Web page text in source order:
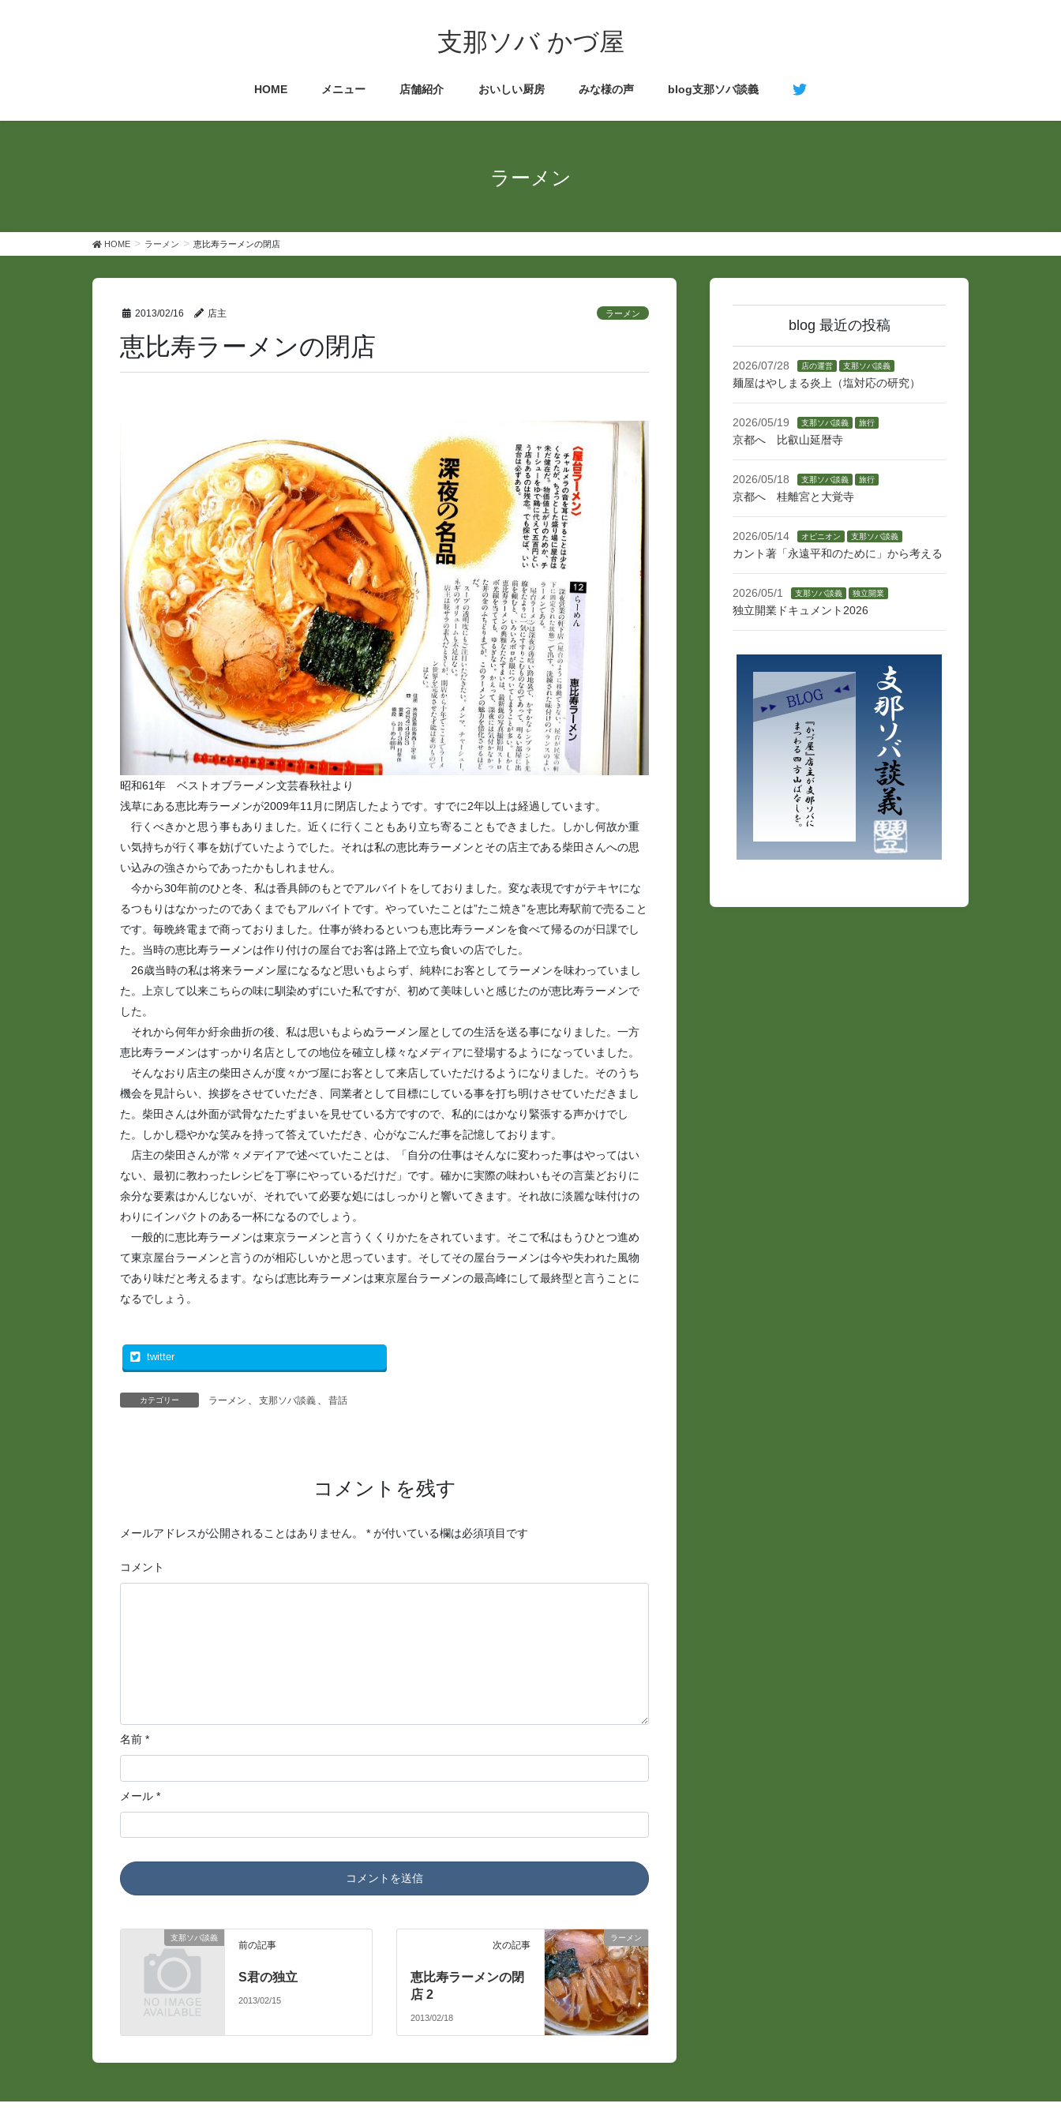
キ
に
支那ソバ かづ屋
HOME メニュー 店舗紹介 おいしい厨房 みな様の声 blog支那ソバ談義
ラーメン
HOME ラーメン 恵比寿ラーメンの閉店
2013/02/16 店主 ラーメン
恵比寿ラーメンの閉店
昭和61年 ベストオブラーメン文芸春秋社より
浅草にある恵比寿ラーメンが2009年11月に閉店したようです。すでに2年以上は経過しています。
行くべきかと思う事もありました。近くに行くこともあり立ち寄ることもできました。しかし何故か重
い気持ちが行く事を妨げていたようでした。それは私の恵比寿ラーメンとその店主である柴田さんへの思
い込みの強さからであったかもしれません。
今から30年前のひと冬、私は香具師のもとでアルバイトをしておりました。変な表現ですがテキヤにな
るつもりはなかったのであくまでもアルバイトです。やっていたことは”たこ焼き”を恵比寿駅前で売ること
です。毎晩終電まで商っておりました。仕事が終わるといつも恵比寿ラーメンを食べて帰るのが日課でし
た。当時の恵比寿ラーメンは作り付けの屋台でお客は路上で立ち食いの店でした。
26歳当時の私は将来ラーメン屋になるなど思いもよらず、純粋にお客としてラーメンを味わっていまし
た。上京して以来こちらの味に馴染めずにいた私ですが、初めて美味しいと感じたのが恵比寿ラーメンで
した。
それから何年か紆余曲折の後、私は思いもよらぬラーメン屋としての生活を送る事になりました。一方
恵比寿ラーメンはすっかり名店としての地位を確立し様々なメディアに登場するようになっていました。
そんなおり店主の柴田さんが度々かづ屋にお客として来店していただけるようになりました。そのうち
機会を見計らい、挨拶をさせていただき、同業者として目標にしている事を打ち明けさせていただきまし
た。柴田さんは外面が武骨なたたずまいを見せている方ですので、私的にはかなり緊張する声かけでし
た。しかし穏やかな笑みを持って答えていただき、心がなごんだ事を記憶しております。
店主の柴田さんが常々メデイアで述べていたことは、「自分の仕事はそんなに変わった事はやってはい
ない、最初に教わったレシピを丁寧にやっているだけだ」です。確かに実際の味わいもその言葉どおりに
余分な要素はかんじないが、それでいて必要な処にはしっかりと響いてきます。それ故に淡麗な味付けの
わりにインパクトのある一杯になるのでしょう。
一般的に恵比寿ラーメンは東京ラーメンと言うくくりかたをされています。そこで私はもうひとつ進め
て東京屋台ラーメンと言うのが相応しいかと思っています。そしてその屋台ラーメンは今や失われた風物
であり味だと考えるます。ならば恵比寿ラーメンは東京屋台ラーメンの最高峰にして最終型と言うことに
なるでしょう。
twitter
カテゴリー ラーメン 支那ソバ談義 昔話
コメントを残す
メールアドレスが公開されることはありません。 *が付いている欄は必須項目です
コメント
名前 *
メール *
支那ソバ談義
前の記事
S君の独立
2013/02/15
ラーメン
次の記事
恵比寿ラーメンの閉
店 2
2013/02/18
blog 最近の投稿
2026/07/28 店の運営 支那ソバ談義
麺屋はやしまる炎上（塩対応の研究）
2026/05/19 支那ソバ談義 旅行
京都へ 比叡山延暦寺
2026/05/18 支那ソバ談義 旅行
京都へ 桂離宮と大覚寺
2026/05/14 オピニオン 支那ソバ談義
カント著「永遠平和のために」から考える
2026/05/1 支那ソバ談義 独立開業
独立開業ドキュメント2026